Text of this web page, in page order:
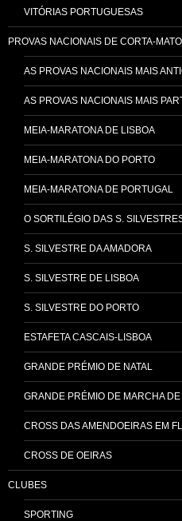
VITÓRIAS PORTUGUESAS
PROVAS NACIONAIS DE CORTA-
AS PROVAS NACIONAIS MAIS
AS PROVAS NACIONAIS MAIS
MEIA-MARATONA DE LISBOA
MEIA-MARATONA DO PORTO
MEIA-MARATONA DE PORTUGAL
O SORTILÉGIO DAS S.
S. SILVESTRE DA AMADORA
S. SILVESTRE DE LISBOA
S. SILVESTRE DO PORTO
ESTAFETA CASCAIS-LISBOA
GRANDE PRÉMIO DE NATAL
GRANDE PRÉMIO DE MARCHA DE
CROSS DAS AMENDOEIRAS EM
CROSS DE OEIRAS
CLUBES
SPORTING